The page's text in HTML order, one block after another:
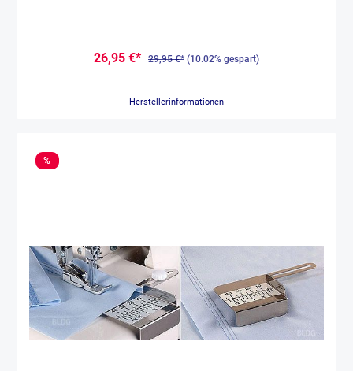
26,95 €* 29,95 €* (10.02% gespart)
Herstellerinformationen
%